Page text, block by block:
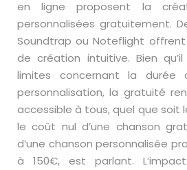
en ligne proposent la
personnalisées gratuitement.
Soundtrap ou Noteflight
de création intuitive. Bien
limites concernant la durée
personnalisation, la gratuité
accessible à tous, quel que soit
le coût nul d’une chanson
d’une chanson personnalisée
à 150€, est parlant.